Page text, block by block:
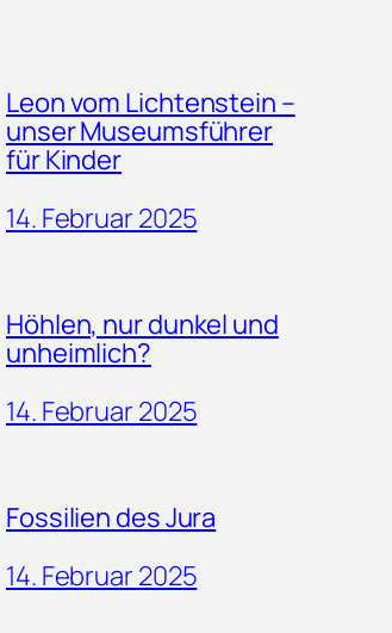
Leon vom Lichtenstein –
unser Museumsführer
für Kinder
14. Februar 2025
Höhlen, nur dunkel und
unheimlich?
14. Februar 2025
Fossilien des Jura
14. Februar 2025